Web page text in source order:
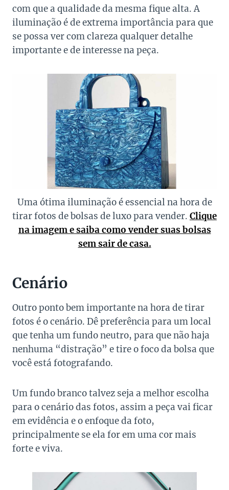
com que a qualidade da mesma fique alta. A
iluminação é de extrema importância para que
se possa ver com clareza qualquer detalhe
importante e de interesse na peça.
Uma ótima iluminação é essencial na hora de
tirar fotos de bolsas de luxo para vender. Clique
na imagem e saiba como vender suas bolsas
sem sair de casa.
Cenário
Outro ponto bem importante na hora de tirar
fotos é o cenário. Dê preferência para um local
que tenha um fundo neutro, para que não haja
nenhuma “distração” e tire o foco da bolsa que
você está fotografando.
Um fundo branco talvez seja a melhor escolha
para o cenário das fotos, assim a peça vai ficar
em evidência e o enfoque da foto,
principalmente se ela for em uma cor mais
forte e viva.